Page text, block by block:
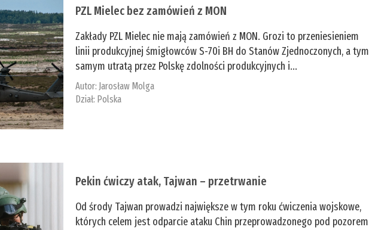
PZL Mielec bez zamówień z MON
Zakłady PZL Mielec nie mają zamówień z MON. Grozi to przeniesieniem
linii produkcyjnej śmigłowców S-70i BH do Stanów Zjednoczonych, a tym
samym utratą przez Polskę zdolności produkcyjnych i...
Autor: Jarosław Molga
Dział: Polska
Pekin ćwiczy atak, Tajwan – przetrwanie
Od środy Tajwan prowadzi największe w tym roku ćwiczenia wojskowe,
których celem jest odparcie ataku Chin przeprowadzonego pod pozorem